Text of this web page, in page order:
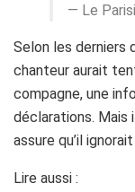
— Le
Selon les derniers
chanteur aurait
compagne, une
déclarations.
assure qu’il
Lire aussi :